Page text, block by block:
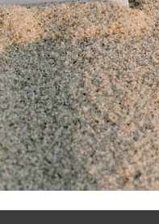
pomp, deze pomp
of
lekkage.
of in de ogen.